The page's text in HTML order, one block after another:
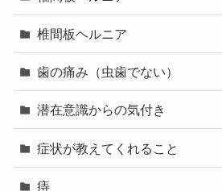
椎間板ヘルニア
歯の痛み（虫歯でない）
潜在意識からの気付き
症状が教えてくれること
痔